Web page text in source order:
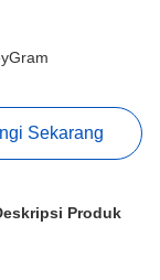
Sekarang
Produk